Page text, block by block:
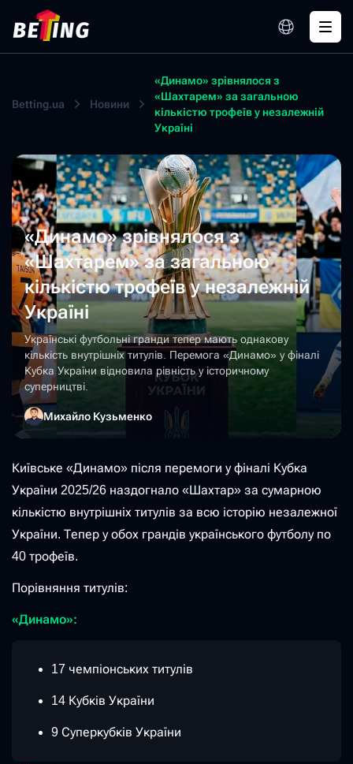
Betting.ua Новини
«Динамо» зрівнялося з
«Шахтарем» за загальною
кількістю трофеїв у незалежній
Україні
«Динамо» зрівнялося з
«Шахтарем» за загальною
кількістю трофеїв у незалежній
Україні
Українські футбольні гранди тепер мають однакову
кількість внутрішніх титулів. Перемога «Динамо» у фіналі
Кубка України відновила рівність у історичному
суперництві.
Михайло Кузьменко
Київське «Динамо» після перемоги у фіналі Кубка
України 2025/26 наздогнало «Шахтар» за сумарною
кількістю внутрішніх титулів за всю історію незалежної
України. Тепер у обох грандів українського футболу по
40 трофеїв.
Порівняння титулів:
«Динамо»:
17 чемпіонських титулів
14 Кубків України
9 Суперкубків України